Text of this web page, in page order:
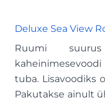
Deluxe Sea View
Ruumi
tuba. Lisavoodiks
Pakutakse ainult